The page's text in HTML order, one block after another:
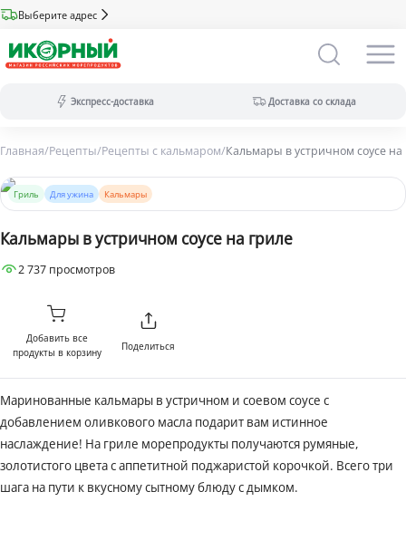
Выберите адрес
Экспресс-доставка Доставка со склада
меньше).
Оплата только на сайте.
(максимальный ассортимент).
Доступны все виды оплат.
Главная/Рецепты/Рецепты с кальмаром/Кальмары в устричном соусе на
Гриль Для ужина Кальмары
Кальмары в устричном соусе на гриле
2 737 просмотров
Поделиться
Добавить все
продукты в корзину
Маринованные кальмары в устричном и соевом соусе с
добавлением оливкового масла подарит вам истинное
наслаждение! На гриле морепродукты получаются румяные,
золотистого цвета с аппетитной поджаристой корочкой. Всего три
шага на пути к вкусному сытному блюду с дымком.